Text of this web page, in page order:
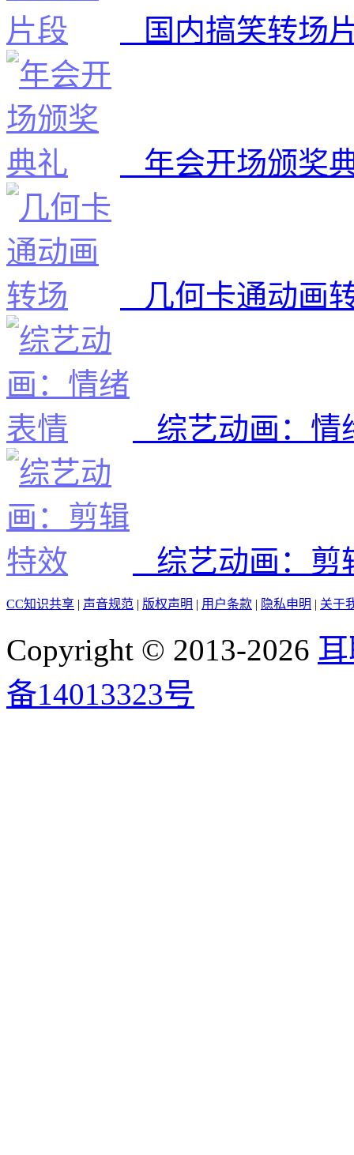
国内搞笑转场
年会开场颁奖
几何卡通动画
综艺动画：情
综艺动画：剪
CC知识共享 | 声音规范 | 版权声明 | 用户条款 | 隐私申明 | 关于
Copyright © 2013-2026
备14013323号